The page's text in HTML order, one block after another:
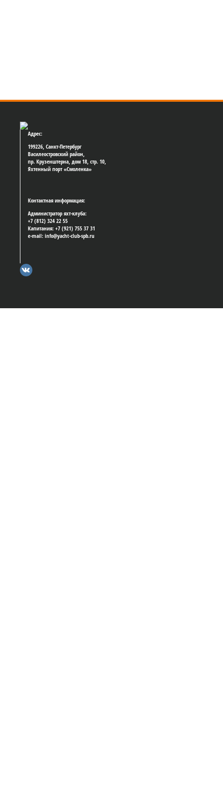
Адрес:
199226, Санкт-Петербург
Василеостровский район,
пр. Крузенштерна, дом 18, стр. 10,
Яхтенный порт «Смоленка»
Контактная информация:
Администратор яхт-клуба:
+7 (812) 324 22 55
Капитания: +7 (921) 755 37 31
e-mail: info@yacht-club-spb.ru